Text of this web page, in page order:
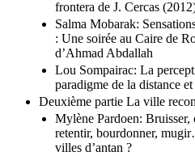
frontera de J. Cercas
Salma Mobarak:
: Une soirée au Caire de
d’Ahmad Abdallah
Lou Sompairac: La
paradigme de la distance
Deuxième partie La ville
Mylène Pardoen:
retentir, bourdonner,
villes d’antan ?